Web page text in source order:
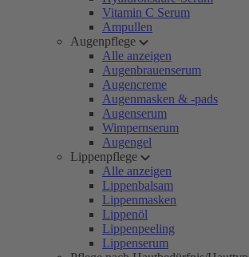
Vitamin C Serum
Ampullen
Augenpflege
Alle anzeigen
Augenbrauenserum
Augencreme
Augenmasken & -pads
Augenserum
Wimpernserum
Augengel
Lippenpflege
Alle anzeigen
Lippenbalsam
Lippenmasken
Lippenöl
Lippenpeeling
Lippenserum